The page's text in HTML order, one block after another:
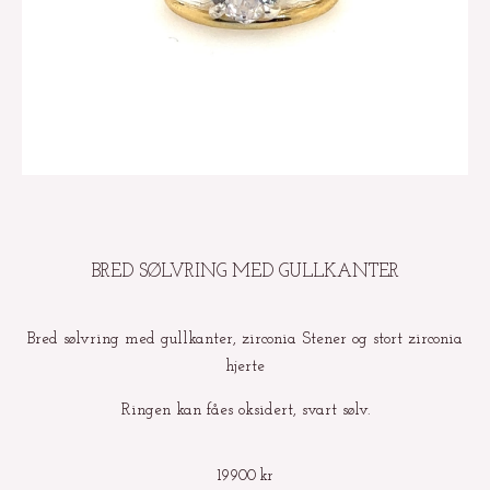
BRED SØLVRING MED GULLKANTER
Bred sølvring med gullkanter, zirconia Stener og stort zirconia
hjerte
Ringen kan fåes oksidert, svart sølv.
19900 kr